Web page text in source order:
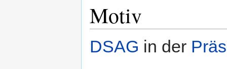
Motiv
DSAG in der